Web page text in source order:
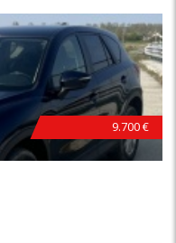
9.700 €